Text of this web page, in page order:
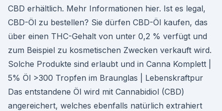
CBD erhältlich. Mehr Informationen hier. Ist es legal,
CBD-Öl zu bestellen? Sie dürfen CBD-Öl kaufen, das
über einen THC-Gehalt von unter 0,2 % verfügt und
zum Beispiel zu kosmetischen Zwecken verkauft wird.
Solche Produkte sind erlaubt und in Canna Komplett |
5% Öl >300 Tropfen im Braunglas | Lebenskraftpur
Das entstandene Öl wird mit Cannabidiol (CBD)
angereichert, welches ebenfalls natürlich extrahiert